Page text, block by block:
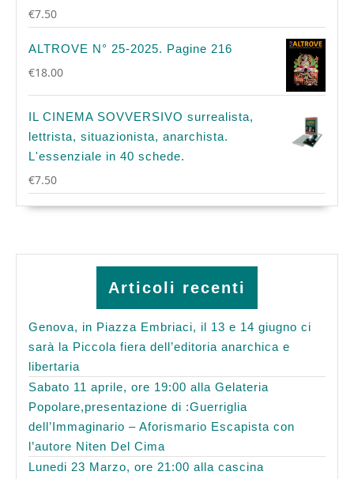
€7.50
ALTROVE N° 25-2025. Pagine 216
€18.00
IL CINEMA SOVVERSIVO surrealista,
lettrista, situazionista, anarchista.
L'essenziale in 40 schede.
€7.50
Articoli recenti
Genova, in Piazza Embriaci, il 13 e 14 giugno ci
sarà la Piccola fiera dell’editoria anarchica e
libertaria
Sabato 11 aprile, ore 19:00 alla Gelateria
Popolare,presentazione di :Guerriglia
dell’Immaginario – Aforismario Escapista con
l’autore Niten Del Cima
Lunedi 23 Marzo, ore 21:00 alla cascina